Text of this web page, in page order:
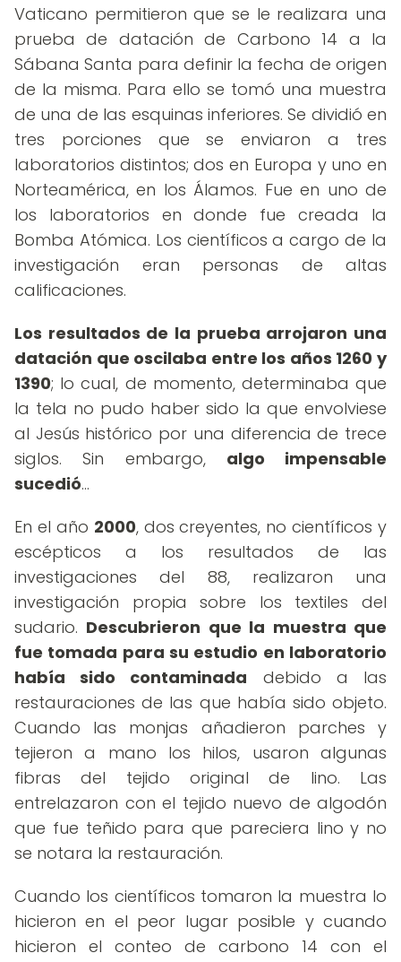
Vaticano permitieron que se le realizara una
prueba de datación de Carbono 14 a la
Sábana Santa para definir la fecha de origen
de la misma. Para ello se tomó una muestra
de una de las esquinas inferiores. Se dividió en
tres porciones que se enviaron a tres
laboratorios distintos; dos en Europa y uno en
Norteamérica, en los Álamos. Fue en uno de
los laboratorios en donde fue creada la
Bomba Atómica. Los científicos a cargo de la
investigación eran personas de altas
calificaciones.
Los resultados de la prueba arrojaron una
datación que oscilaba entre los años 1260 y
1390; lo cual, de momento, determinaba que
la tela no pudo haber sido la que envolviese
al Jesús histórico por una diferencia de trece
siglos. Sin embargo, algo impensable
sucedió...
En el año 2000, dos creyentes, no científicos y
escépticos a los resultados de las
investigaciones del 88, realizaron una
investigación propia sobre los textiles del
sudario. Descubrieron que la muestra que
fue tomada para su estudio en laboratorio
había sido contaminada debido a las
restauraciones de las que había sido objeto.
Cuando las monjas añadieron parches y
tejieron a mano los hilos, usaron algunas
fibras del tejido original de lino. Las
entrelazaron con el tejido nuevo de algodón
que fue teñido para que pareciera lino y no
se notara la restauración.
Cuando los científicos tomaron la muestra lo
hicieron en el peor lugar posible y cuando
hicieron el conteo de carbono 14 con el